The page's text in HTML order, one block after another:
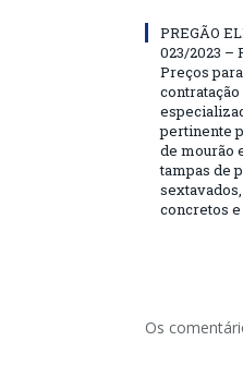
PREGÃO
023/2023 –
Preços
pertinente
de mourão
tampas de
concretos
Os